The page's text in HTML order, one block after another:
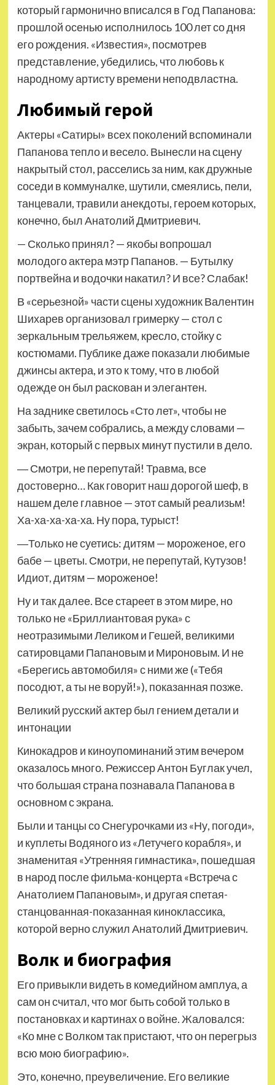
который гармонично вписался в Год Папанова:
прошлой осенью исполнилось 100 лет со дня
его рождения. «Известия», посмотрев
представление, убедились, что любовь к
народному артисту времени неподвластна.
Любимый герой
Актеры «Сатиры» всех поколений вспоминали
Папанова тепло и весело. Вынесли на сцену
накрытый стол, расселись за ним, как дружные
соседи в коммуналке, шутили, смеялись, пели,
танцевали, травили анекдоты, героем которых,
конечно, был Анатолий Дмитриевич.
— Сколько принял? — якобы вопрошал
молодого актера мэтр Папанов. — Бутылку
портвейна и водочки накатил? И все? Слабак!
В «серьезной» части сцены художник Валентин
Шихарев организовал гримерку — стол с
зеркальным трельяжем, кресло, стойку с
костюмами. Публике даже показали любимые
джинсы актера, и это к тому, что в любой
одежде он был раскован и элегантен.
На заднике светилось «Сто лет», чтобы не
забыть, зачем собрались, а между словами —
экран, который с первых минут пустили в дело.
― Смотри, не перепутай! Травма, все
достоверно… Как говорит наш дорогой шеф, в
нашем деле главное — этот самый реализьм!
Ха-ха-ха-ха-ха. Ну пора, турыст!
―Только не суетись: дитям — мороженое, его
бабе — цветы. Смотри, не перепутай, Кутузов!
Идиот, дитям — мороженое!
Ну и так далее. Все стареет в этом мире, но
только не «Бриллиантовая рука» с
неотразимыми Леликом и Гешей, великими
сатировцами Папановым и Мироновым. И не
«Берегись автомобиля» с ними же («Тебя
посодют, а ты не воруй!»), показанная позже.
Великий русский актер был гением детали и
интонации
Кинокадров и киноупоминаний этим вечером
оказалось много. Режиссер Антон Буглак учел,
что большая страна познавала Папанова в
основном с экрана.
Были и танцы со Снегурочками из «Ну, погоди»,
и куплеты Водяного из «Летучего корабля», и
знаменитая «Утренняя гимнастика», пошедшая
в народ после фильма-концерта «Встреча с
Анатолием Папановым», и другая спетая-
станцованная-показанная киноклассика,
которой верно служил Анатолий Дмитриевич.
Волк и биография
Его привыкли видеть в комедийном амплуа, а
сам он считал, что мог быть собой только в
постановках и картинах о войне. Жаловался:
«Ко мне с Волком так пристают, что он перегрыз
всю мою биографию».
Это, конечно, преувеличение. Его великие